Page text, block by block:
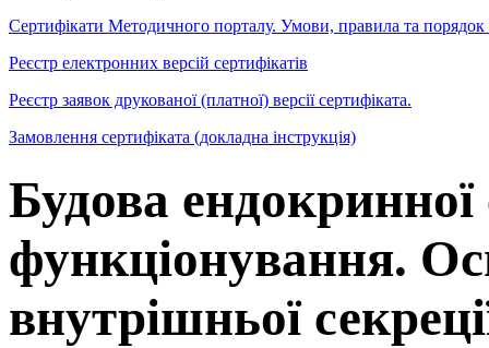
Сертифікати Методичного порталу. Умови, правила та порядок
Реєстр електронних версій сертифікатів
Реєстр заявок друкованої (платної) версії сертифіката.
Замовлення сертифіката (докладна інструкція)
Будова ендокринної
функціонування.
внутрішньої